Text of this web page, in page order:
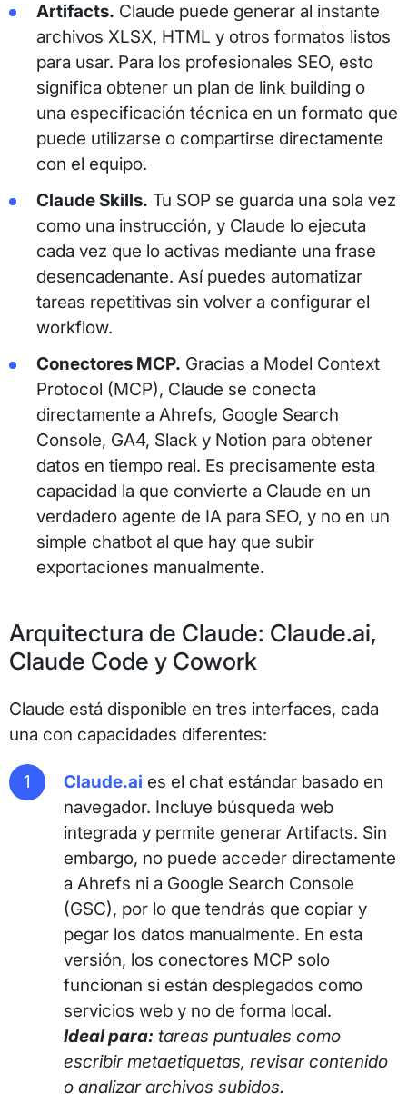
Artifacts. Claude puede generar al instante
archivos XLSX, HTML y otros formatos listos
para usar. Para los profesionales SEO, esto
significa obtener un plan de link building o
una especificación técnica en un formato que
puede utilizarse o compartirse directamente
con el equipo.
Claude Skills. Tu SOP se guarda una sola vez
como una instrucción, y Claude lo ejecuta
cada vez que lo activas mediante una frase
desencadenante. Así puedes automatizar
tareas repetitivas sin volver a configurar el
workflow.
Conectores MCP. Gracias a Model Context
Protocol (MCP), Claude se conecta
directamente a Ahrefs, Google Search
Console, GA4, Slack y Notion para obtener
datos en tiempo real. Es precisamente esta
capacidad la que convierte a Claude en un
verdadero agente de IA para SEO, y no en un
simple chatbot al que hay que subir
exportaciones manualmente.
Arquitectura de Claude: Claude.ai,
Claude Code y Cowork
Claude está disponible en tres interfaces, cada
una con capacidades diferentes:
Claude.ai es el chat estándar basado en
navegador. Incluye búsqueda web
integrada y permite generar Artifacts. Sin
embargo, no puede acceder directamente
a Ahrefs ni a Google Search Console
(GSC), por lo que tendrás que copiar y
pegar los datos manualmente. En esta
versión, los conectores MCP solo
funcionan si están desplegados como
servicios web y no de forma local.
Ideal para: tareas puntuales como
escribir metaetiquetas, revisar contenido
o analizar archivos subidos.